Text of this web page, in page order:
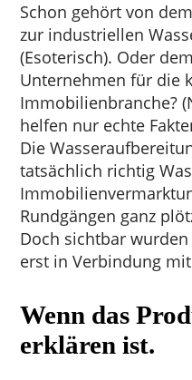
Schon gehört von
zur industriellen
(Esoterisch). Oder
Unternehmen für die
Immobilienbranche?
helfen nur echte
Die
tatsächlich richtig
Rundgängen ganz
Doch sichtbar
erst in Verbindung
Wenn das
erklären ist.